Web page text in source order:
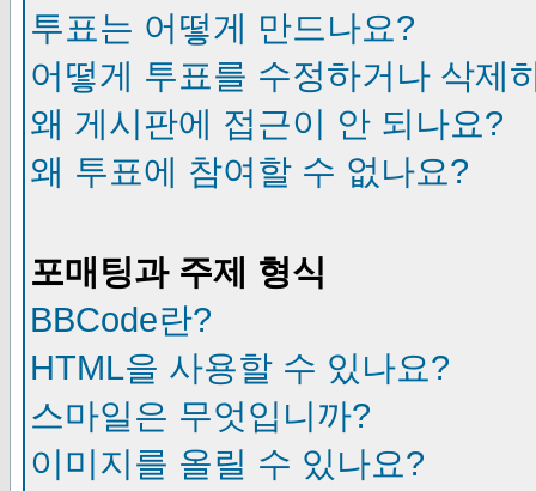
투표는 어떻게 만드나요?
어떻게 투표를 수정하거나 삭제
왜 게시판에 접근이 안 되나요?
왜 투표에 참여할 수 없나요?
포매팅과 주제 형식
BBCode란?
HTML을 사용할 수 있나요?
스마일은 무엇입니까?
이미지를 올릴 수 있나요?